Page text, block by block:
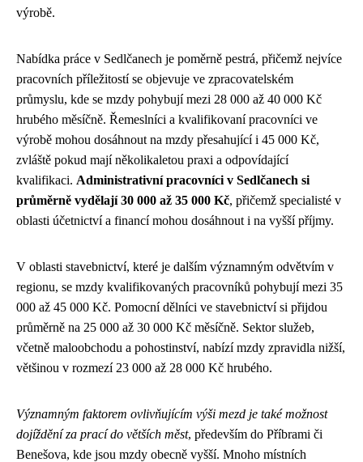
výrobě.
Nabídka práce v Sedlčanech je poměrně pestrá, přičemž nejvíce
pracovních příležitostí se objevuje ve zpracovatelském
průmyslu, kde se mzdy pohybují mezi 28 000 až 40 000 Kč
hrubého měsíčně. Řemeslníci a kvalifikovaní pracovníci ve
výrobě mohou dosáhnout na mzdy přesahující i 45 000 Kč,
zvláště pokud mají několikaletou praxi a odpovídající
kvalifikaci. Administrativní pracovníci v Sedlčanech si
průměrně vydělají 30 000 až 35 000 Kč, přičemž specialisté v
oblasti účetnictví a financí mohou dosáhnout i na vyšší příjmy.
V oblasti stavebnictví, které je dalším významným odvětvím v
regionu, se mzdy kvalifikovaných pracovníků pohybují mezi 35
000 až 45 000 Kč. Pomocní dělníci ve stavebnictví si přijdou
průměrně na 25 000 až 30 000 Kč měsíčně. Sektor služeb,
včetně maloobchodu a pohostinství, nabízí mzdy zpravidla nižší,
většinou v rozmezí 23 000 až 28 000 Kč hrubého.
Významným faktorem ovlivňujícím výši mezd je také možnost
dojíždění za prací do větších měst, především do Příbrami či
Benešova, kde jsou mzdy obecně vyšší. Mnoho místních